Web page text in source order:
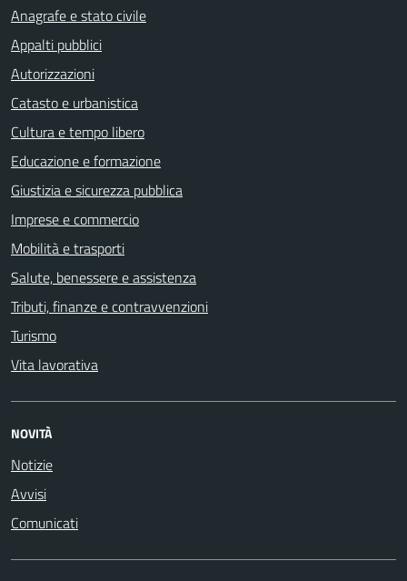
Anagrafe e stato civile
Appalti pubblici
Autorizzazioni
Catasto e urbanistica
Cultura e tempo libero
Educazione e formazione
Giustizia e sicurezza pubblica
Imprese e commercio
Mobilità e trasporti
Salute, benessere e assistenza
Tributi, finanze e contravvenzioni
Turismo
Vita lavorativa
NOVITÀ
Notizie
Avvisi
Comunicati